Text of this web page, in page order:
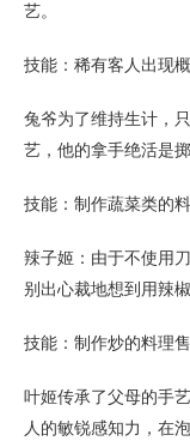
艺。
技能：稀有客人出现
兔爷为了维持生计，
艺，他的拿手绝活是
技能：制作蔬菜类的
辣子姬：由于不使用
别出心裁地想到用辣
技能：制作炒的料理
叶姬传承了父母的手
人的敏锐感知力，在